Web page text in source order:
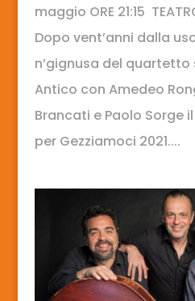
maggio ORE 21:15
Dopo vent’anni dalla
n’gignusa del
Antico con Amedeo
Brancati e Paolo Sorge
per Gezziamoci 2021....